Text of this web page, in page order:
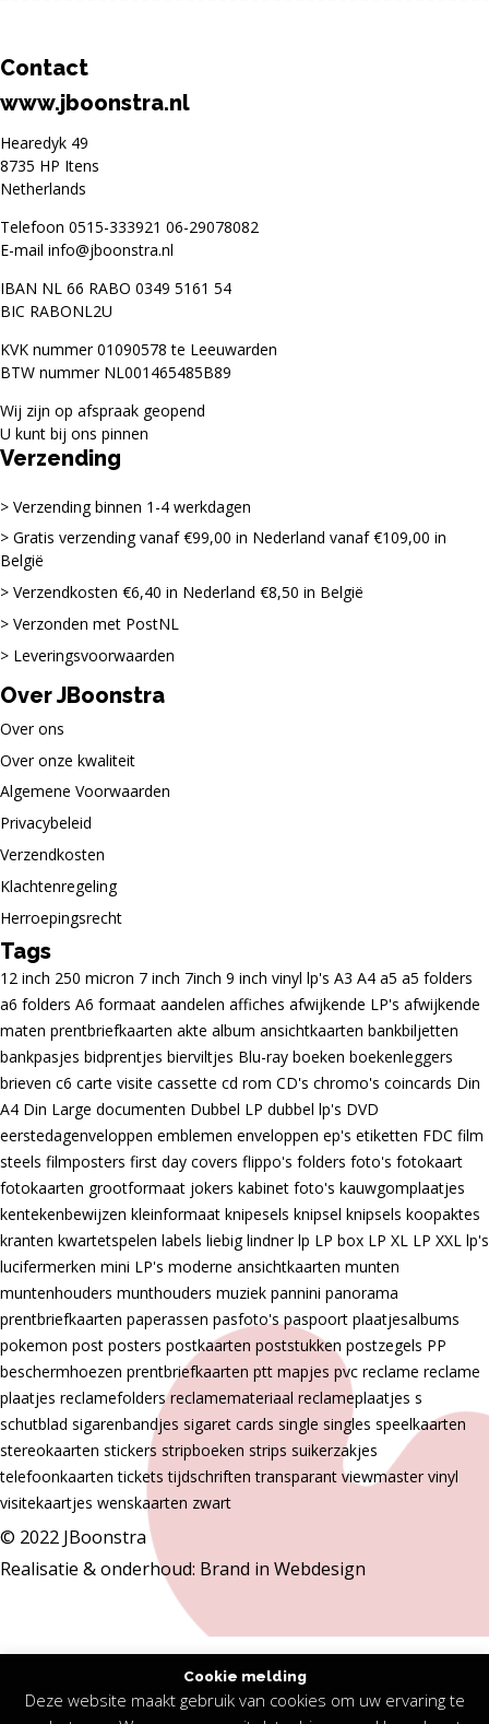
Contact
www.jboonstra.nl
Hearedyk 49
8735 HP Itens
Netherlands
Telefoon 0515-333921 06-29078082
E-mail info@jboonstra.nl
IBAN NL 66 RABO 0349 5161 54
BIC RABONL2U
KVK nummer 01090578 te Leeuwarden
BTW nummer NL001465485B89
Wij zijn op afspraak geopend
U kunt bij ons pinnen
Verzending
Verzending binnen 1-4 werkdagen
Gratis verzending vanaf €99,00 in Nederland vanaf €109,00 in
België
Verzendkosten €6,40 in Nederland €8,50 in België
Verzonden met PostNL
Leveringsvoorwaarden
Over JBoonstra
Over ons
Over onze kwaliteit
Algemene Voorwaarden
Privacybeleid
Verzendkosten
Klachtenregeling
Herroepingsrecht
Tags
12 inch 250 micron 7 inch 7inch 9 inch vinyl lp's A3 A4 a5 a5 folders
a6 folders A6 formaat aandelen affiches afwijkende LP's afwijkende
maten prentbriefkaarten akte album ansichtkaarten bankbiljetten
bankpasjes bidprentjes bierviltjes Blu-ray boeken boekenleggers
brieven c6 carte visite cassette cd rom CD's chromo's coincards Din
A4 Din Large documenten Dubbel LP dubbel lp's DVD
eerstedagenveloppen emblemen enveloppen ep's etiketten FDC film
steels filmposters first day covers flippo's folders foto's fotokaart
fotokaarten grootformaat jokers kabinet foto's kauwgomplaatjes
kentekenbewijzen kleinformaat knipesels knipsel knipsels koopaktes
kranten kwartetspelen labels liebig lindner lp LP box LP XL LP XXL lp's
lucifermerken mini LP's moderne ansichtkaarten munten
muntenhouders munthouders muziek pannini panorama
prentbriefkaarten paperassen pasfoto's paspoort plaatjesalbums
pokemon post posters postkaarten poststukken postzegels PP
beschermhoezen prentbriefkaarten ptt mapjes pvc reclame reclame
plaatjes reclamefolders reclamemateriaal reclameplaatjes s
schutblad sigarenbandjes sigaret cards single singles speelkaarten
stereokaarten stickers stripboeken strips suikerzakjes
telefoonkaarten tickets tijdschriften transparant viewmaster vinyl
visitekaartjes wenskaarten zwart
© 2022 JBoonstra
Realisatie & onderhoud: Brand in Webdesign
Cookie melding
Deze website maakt gebruik van cookies om uw ervaring te
De waardering van jboonstra.nl bijWebwinkelKeur
is 9.7/10 gebaseerd op 216 reviews.